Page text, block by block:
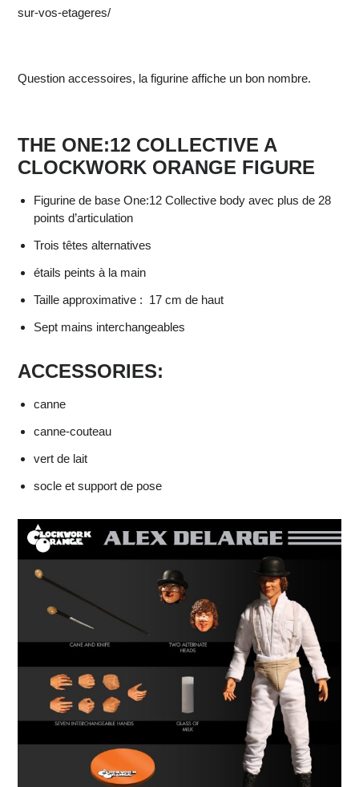
sur-vos-etageres/
Question accessoires, la figurine affiche un bon nombre.
THE ONE:12 COLLECTIVE A
CLOCKWORK ORANGE FIGURE
Figurine de base One:12 Collective body avec plus de 28
points d’articulation
Trois têtes alternatives
étails peints à la main
Taille approximative : 17 cm de haut
Sept mains interchangeables
ACCESSORIES:
canne
canne-couteau
vert de lait
socle et support de pose